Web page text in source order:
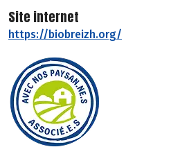
Site internet
https://biobreizh.org/